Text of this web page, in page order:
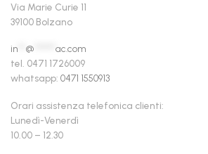
Via Marie Curie 11
39100 Bolzano
in @
ac.com
tel. 0471 1726009
whatsapp: 0471 1550913
Orari assistenza telefonica clienti:
Lunedì-Venerdì
10.00 – 12.30